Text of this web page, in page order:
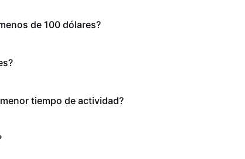
de 100 dólares?
tiempo de actividad?